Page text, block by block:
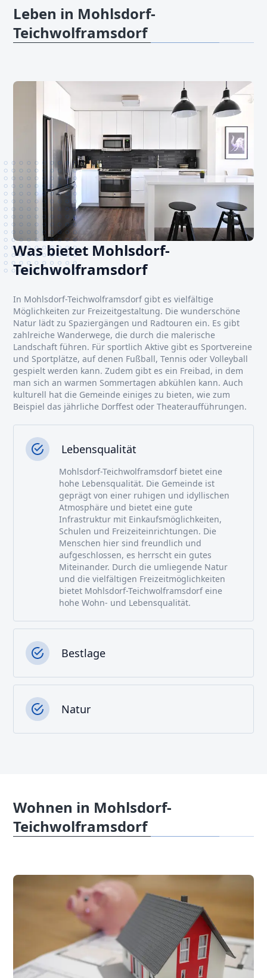
Leben in Mohlsdorf-
Teichwolframsdorf
Was bietet Mohlsdorf-
Teichwolframsdorf
In Mohlsdorf-Teichwolframsdorf gibt es vielfältige
Möglichkeiten zur Freizeitgestaltung. Die wunderschöne
Natur lädt zu Spaziergängen und Radtouren ein. Es gibt
zahlreiche Wanderwege, die durch die malerische
Landschaft führen. Für sportlich Aktive gibt es Sportvereine
und Sportplätze, auf denen Fußball, Tennis oder Volleyball
gespielt werden kann. Zudem gibt es ein Freibad, in dem
man sich an warmen Sommertagen abkühlen kann. Auch
kulturell hat die Gemeinde einiges zu bieten, wie zum
Beispiel das jährliche Dorffest oder Theateraufführungen.
Lebensqualität
Mohlsdorf-Teichwolframsdorf bietet eine
hohe Lebensqualität. Die Gemeinde ist
geprägt von einer ruhigen und idyllischen
Atmosphäre und bietet eine gute
Infrastruktur mit Einkaufsmöglichkeiten,
Schulen und Freizeiteinrichtungen. Die
Menschen hier sind freundlich und
aufgeschlossen, es herrscht ein gutes
Miteinander. Durch die umliegende Natur
und die vielfältigen Freizeitmöglichkeiten
bietet Mohlsdorf-Teichwolframsdorf eine
hohe Wohn- und Lebensqualität.
Bestlage
Natur
Wohnen in Mohlsdorf-
Teichwolframsdorf